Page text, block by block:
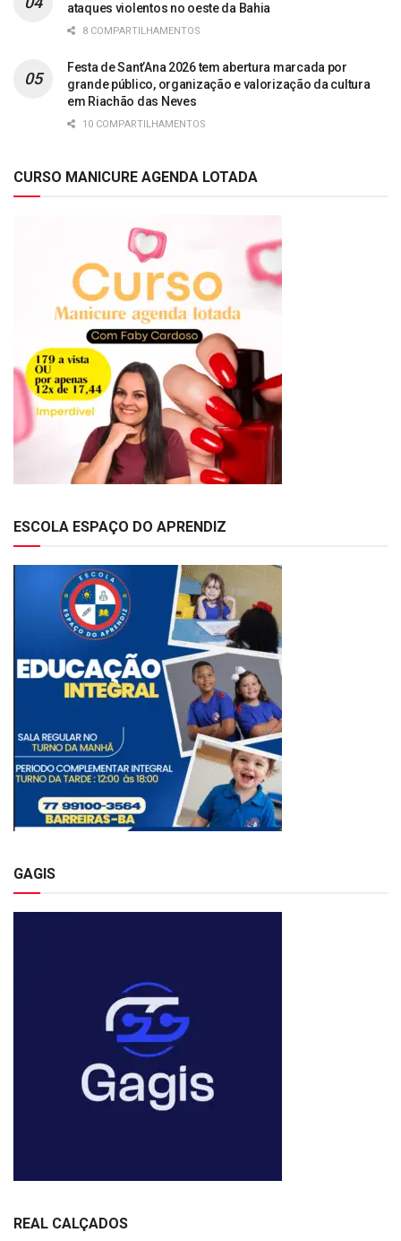
ataques violentos no oeste da Bahia
8 COMPARTILHAMENTOS
Festa de Sant’Ana 2026 tem abertura marcada por
grande público, organização e valorização da cultura
em Riachão das Neves
10 COMPARTILHAMENTOS
CURSO MANICURE AGENDA LOTADA
ESCOLA ESPAÇO DO APRENDIZ
GAGIS
REAL CALÇADOS